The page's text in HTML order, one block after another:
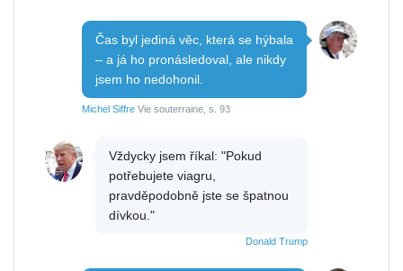
Čas byl jediná věc, která se hýbala
– a já ho pronásledoval, ale nikdy
jsem ho nedohonil.
Michel Siffre Vie souterraine, s. 93
Vždycky jsem říkal: "Pokud
potřebujete viagru,
pravděpodobně jste se špatnou
dívkou."
Donald Trump